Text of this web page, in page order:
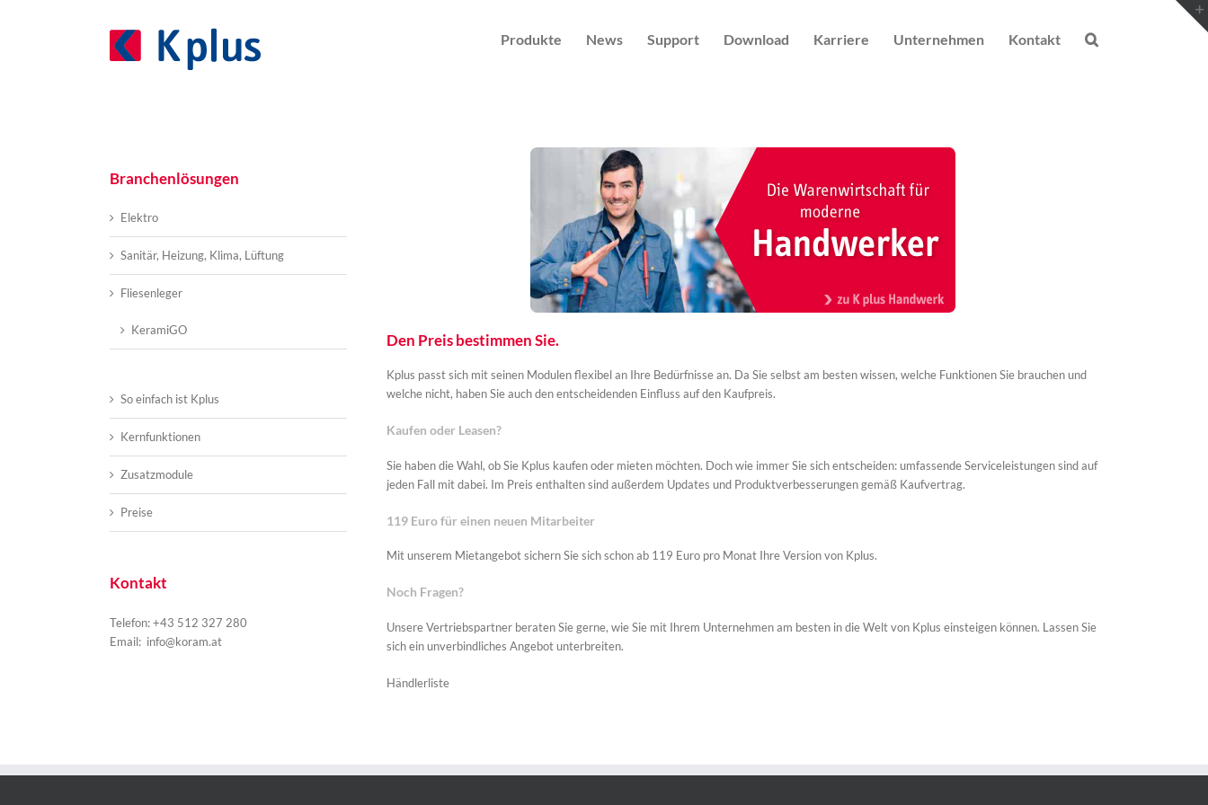
Produkte News Support Download Karriere Unternehmen Kontakt
Branchenlösungen
Elektro
Sanitär, Heizung, Klima, Lüftung
Fliesenleger
KeramiGO
So einfach ist Kplus
Kernfunktionen
Zusatzmodule
Preise
Kontakt
Telefon: +43 512 327 280
Email: info@koram.at
Den Preis bestimmen Sie.
Kplus passt sich mit seinen Modulen flexibel an Ihre Bedürfnisse an. Da Sie selbst am besten wissen, welche Funktionen Sie brauchen und
welche nicht, haben Sie auch den entscheidenden Einfluss auf den Kaufpreis.
Kaufen oder Leasen?
Sie haben die Wahl, ob Sie Kplus kaufen oder mieten möchten. Doch wie immer Sie sich entscheiden: umfassende Serviceleistungen sind auf
jeden Fall mit dabei. Im Preis enthalten sind außerdem Updates und Produktverbesserungen gemäß Kaufvertrag.
119 Euro für einen neuen Mitarbeiter
Mit unserem Mietangebot sichern Sie sich schon ab 119 Euro pro Monat Ihre Version von Kplus.
Noch Fragen?
Unsere Vertriebspartner beraten Sie gerne, wie Sie mit Ihrem Unternehmen am besten in die Welt von Kplus einsteigen können. Lassen Sie
sich ein unverbindliches Angebot unterbreiten.
Händlerliste